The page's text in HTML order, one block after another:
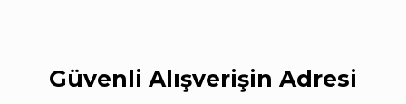
Güvenli Alışverişin Adresi